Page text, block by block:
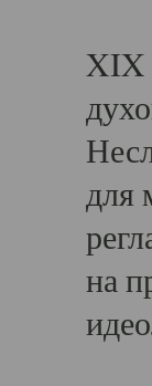
XIX
для
на